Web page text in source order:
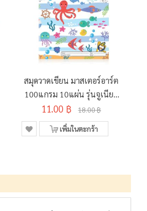
สมุดวาดเขียน มาสเตอร์อาร์ต
100แกรม 10แผ่น รุ่นจูเนียร์
MJ-02 คละลาย 260x375มม.
11.00 ฿ 18.00 ฿
เพิ่มในตะกร้า